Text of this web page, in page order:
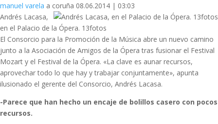
manuel varela a coruña 08.06.2014 | 03:03
Andrés Lacasa,
en el Palacio de la Ópera. 13fotos
El Consorcio para la Promoción de la Música abre un nuevo camino
junto a la Asociación de Amigos de la Ópera tras fusionar el Festival
Mozart y el Festival de la Ópera. «La clave es aunar recursos,
aprovechar todo lo que hay y trabajar conjuntamente», apunta
ilusionado el gerente del Consorcio, Andrés Lacasa.
-Parece que han hecho un encaje de bolillos casero con pocos
recursos.